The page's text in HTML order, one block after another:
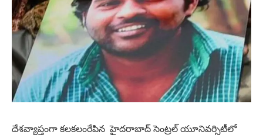
దేశవ్యాప్తంగా కలకలంరేపిన హైదరాబాద్ సెంట్రల్ యూనివర్సిటీలో